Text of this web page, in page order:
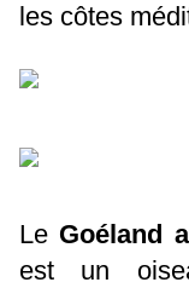
les côtes
Le Goéland
est un